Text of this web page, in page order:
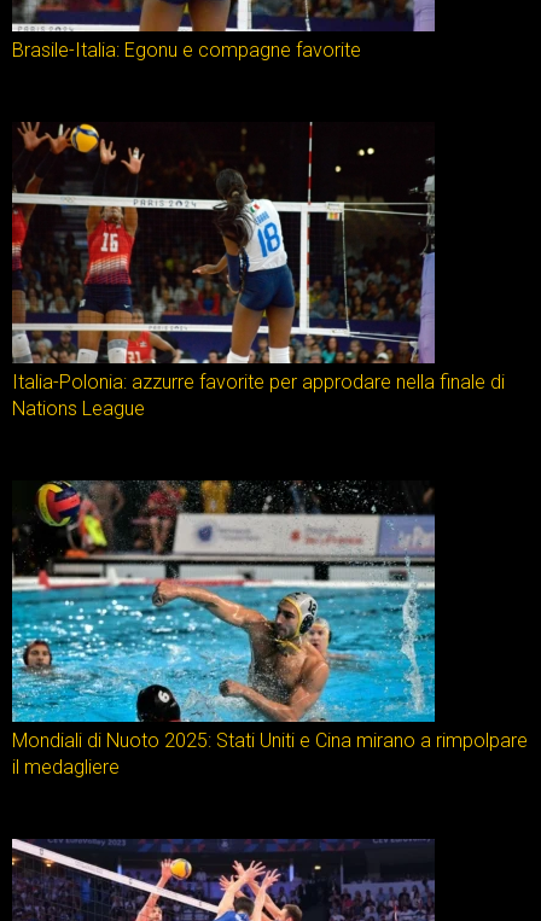
Brasile-Italia: Egonu e compagne favorite
Italia-Polonia: azzurre favorite per approdare nella finale di
Nations League
Mondiali di Nuoto 2025: Stati Uniti e Cina mirano a rimpolpare
il medagliere